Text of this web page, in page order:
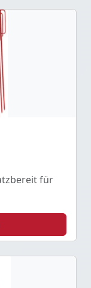
für